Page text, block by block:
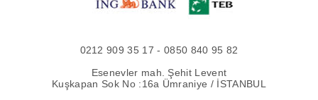
0212 909 35 17 - 0850 840 95 82
Esenevler mah. Şehit Levent
Kuşkapan Sok No :16a Ümraniye / İSTANBUL